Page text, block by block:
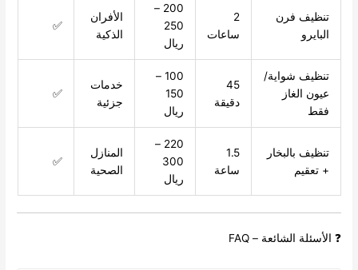
تنظيف فرن
البايرو
2
ساعات
200 –
250
ريال
الأفران
الذكية
✅
تنظيف شواية/
عيون الغاز
فقط
45
دقيقة
100 –
150
ريال
خدمات
جزئية
✅
تنظيف بالبخار
+ تعقيم
1.5
ساعة
220 –
300
ريال
المنازل
الصحية
✅
❓ الأسئلة الشائعة – FAQ